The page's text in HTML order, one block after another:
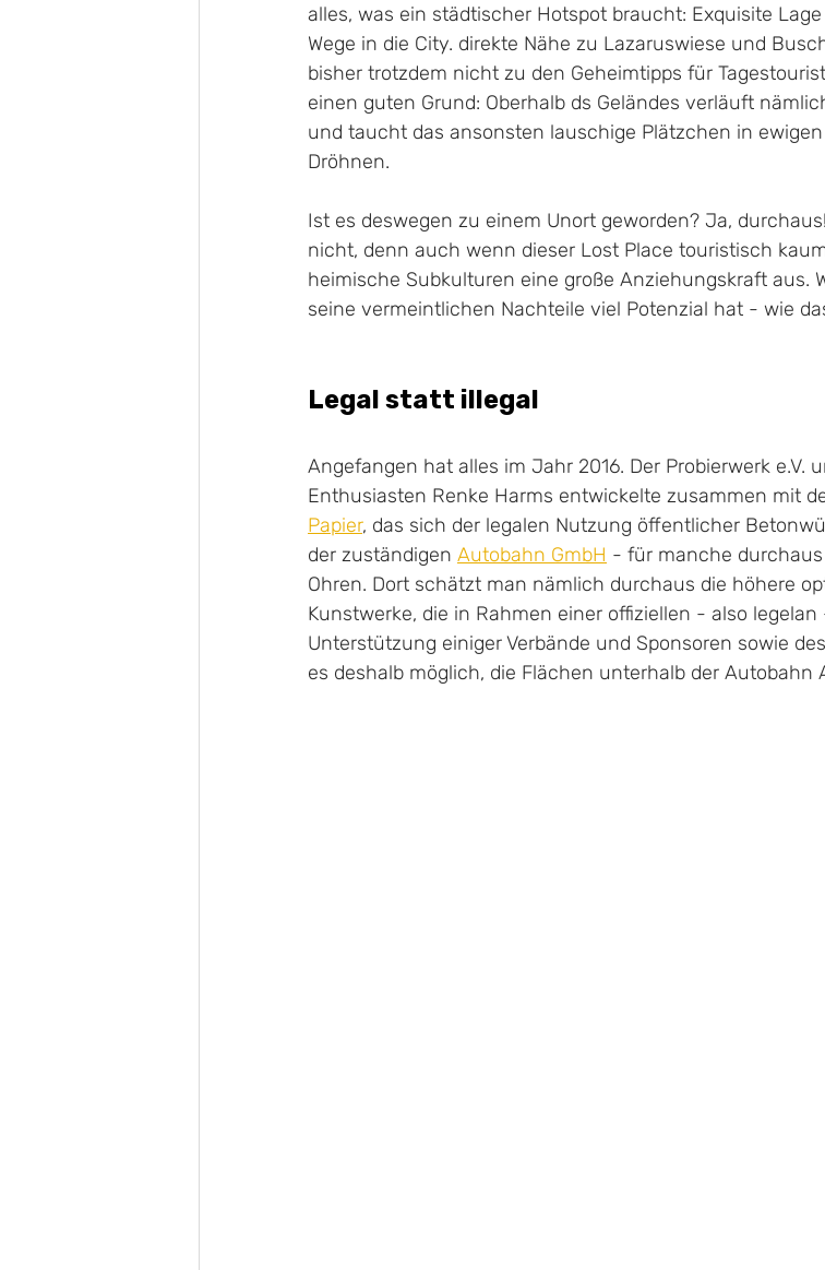
alles, was ein städtischer Hotspot braucht: Exquisite
Wege in die City. direkte Nähe zu Lazaruswiese und
bisher trotzdem nicht zu den Geheimtipps für
einen guten Grund: Oberhalb ds Geländes verläuft
und taucht das ansonsten lauschige Plätzchen in
Dröhnen.
Ist es deswegen zu einem Unort geworden? Ja,
nicht, denn auch wenn dieser Lost Place touristisch
heimische Subkulturen eine große Anziehungskraft aus.
seine vermeintlichen Nachteile viel Potenzial hat - wie
Legal statt illegal
Angefangen hat alles im Jahr 2016. Der Probierwerk e.V.
Enthusiasten Renke Harms entwickelte zusammen mit
Papier, das sich der legalen Nutzung öffentlicher
der zuständigen Autobahn GmbH - für manche
Ohren. Dort schätzt man nämlich durchaus die höhere
Kunstwerke, die in Rahmen einer offiziellen - also
Unterstützung einiger Verbände und Sponsoren sowie
es deshalb möglich, die Flächen unterhalb der Autobahn